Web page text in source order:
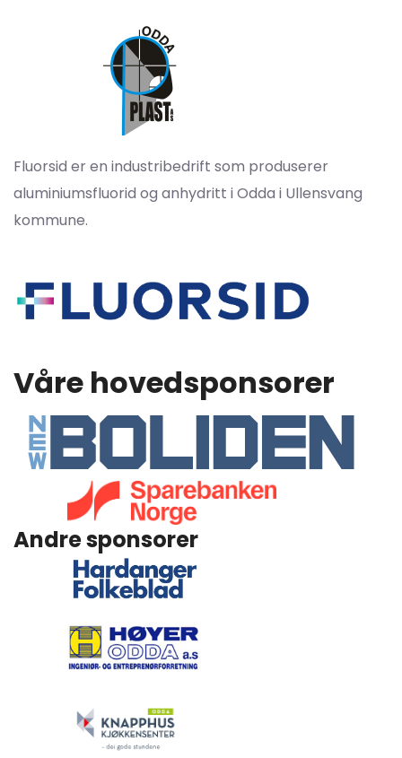
Fluorsid er en industribedrift som produserer
aluminiumsfluorid og anhydritt i Odda i Ullensvang
kommune.
Våre hovedsponsorer
Andre sponsorer